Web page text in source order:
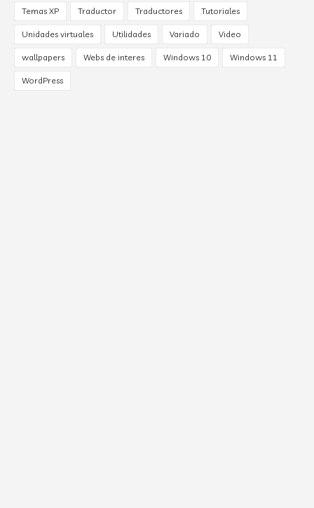
Temas XP Traductor Traductores Tutoriales
Unidades virtuales Utilidades Variado Video
wallpapers Webs de interes Windows 10 Windows 11
WordPress